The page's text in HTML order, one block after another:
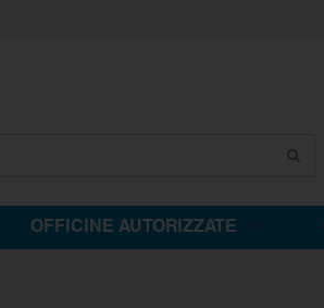
OFFICINE AUTORIZZATE